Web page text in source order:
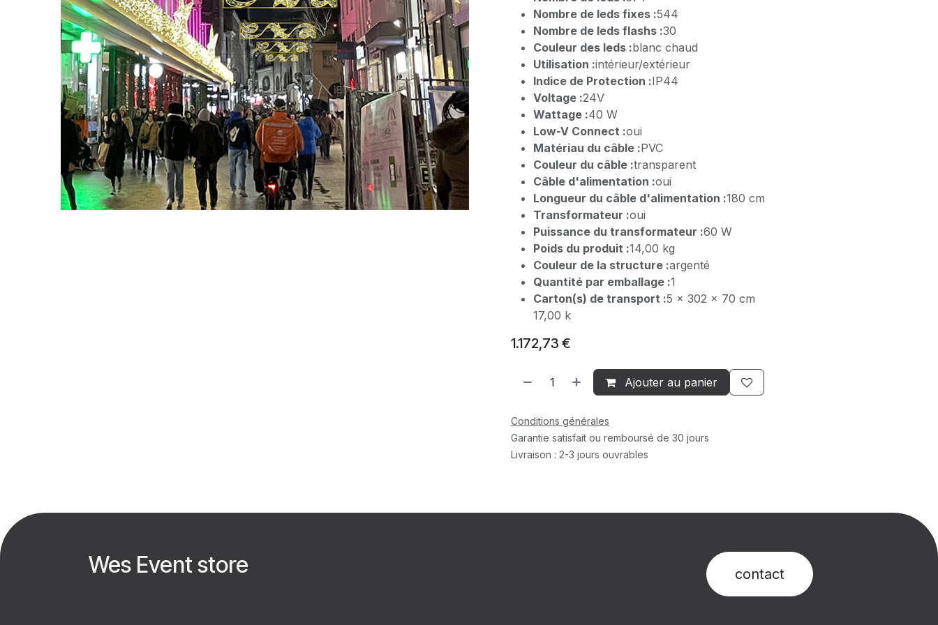
Nombre de leds fixes :544
Nombre de leds flashs :30
Couleur des leds :blanc chaud
Utilisation :intérieur/extérieur
Indice de Protection :IP44
Voltage :24V
Wattage :40 W
Low-V Connect :oui
Matériau du câble :PVC
Couleur du câble :transparent
Câble d'alimentation :oui
Longueur du câble d'alimentation :180 cm
Transformateur :oui
Puissance du transformateur :60 W
Poids du produit :14,00 kg
Couleur de la structure :argenté
Quantité par emballage :1
Carton(s) de transport :5 x 302 x 70 cm
17,00 k
1.172,73 €
Ajouter au panier
Conditions générales
Garantie satisfait ou remboursé de 30 jours
Livraison : 2-3 jours ouvrables
Wes Event store contact​